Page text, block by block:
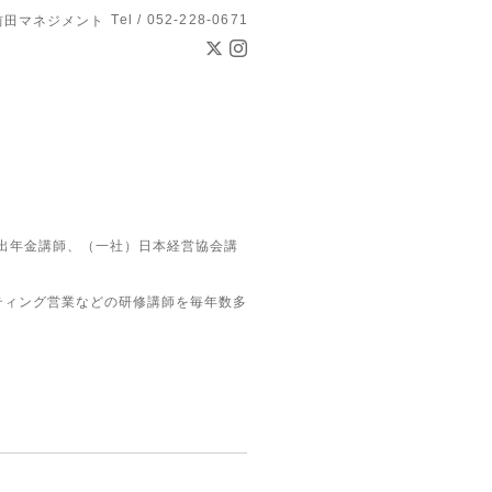
田マネジメント Tel / 052-228-0671
年金講師、（一社）日本経営協会講
ング営業などの研修講師を毎年数多